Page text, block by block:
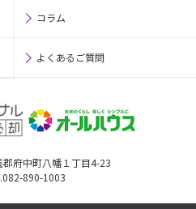
コラム
よくあるご質問
府中町八幡１丁目4-23
890-1003